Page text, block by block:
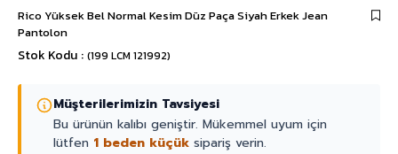
Rico Yüksek Bel Normal Kesim Düz Paça Siyah Erkek Jean
Pantolon
Stok Kodu (199 LCM 121992)
Müşterilerimizin Tavsiyesi
Bu ürünün kalıbı geniştir. Mükemmel uyum için
lütfen 1 beden küçük sipariş verin.